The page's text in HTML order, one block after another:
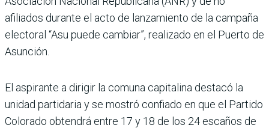
afiliados durante el acto de lanzamiento de la campaña
electoral “Asu puede cambiar”, realizado en el Puerto de
Asunción.
El aspirante a dirigir la comuna capitalina destacó la
unidad partidaria y se mos­tró confiado en que el Partido
Colorado obtendrá entre 17 y 18 de los 24 escaños de